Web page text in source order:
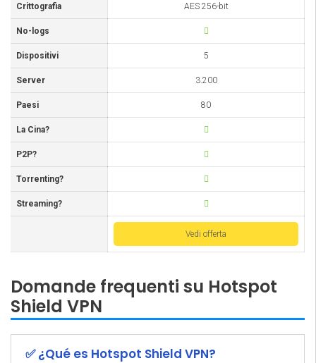
Crittografia AES 256-bit
No-logs
Dispositivi 5
Server 3.200
Paesi 80
La Cina?
P2P?
Torrenting?
Streaming?
Vedi offerta
Domande frequenti su Hotspot
Shield VPN
✅ ¿Qué es Hotspot Shield VPN?